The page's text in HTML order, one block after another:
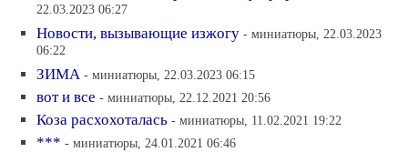
22.03.2023 06:27
Новости, вызывающие изжогу - миниатюры, 22.03.2023
06:22
ЗИМА - миниатюры, 22.03.2023 06:15
вот и все - миниатюры, 22.12.2021 20:56
Коза расхохоталась - миниатюры, 11.02.2021 19:22
*** - миниатюры, 24.01.2021 06:46